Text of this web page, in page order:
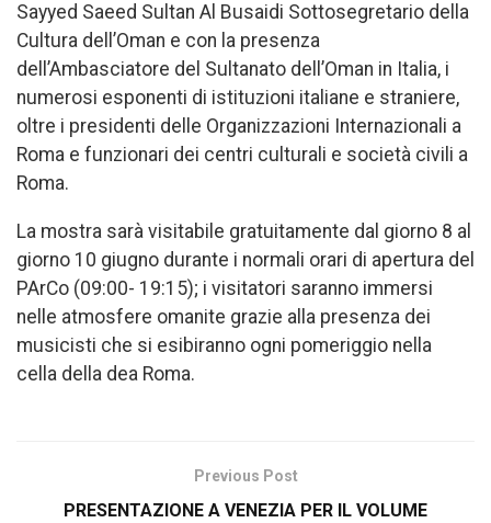
Sayyed Saeed Sultan Al Busaidi Sottosegretario della
Cultura dell’Oman e con la presenza
dell’Ambasciatore del Sultanato dell’Oman in Italia, i
numerosi esponenti di istituzioni italiane e straniere,
oltre i presidenti delle Organizzazioni Internazionali a
Roma e funzionari dei centri culturali e società civili a
Roma.
La mostra sarà visitabile gratuitamente dal giorno 8 al
giorno 10 giugno durante i normali orari di apertura del
PArCo (09:00- 19:15); i visitatori saranno immersi
nelle atmosfere omanite grazie alla presenza dei
musicisti che si esibiranno ogni pomeriggio nella
cella della dea Roma.
Previous Post
PRESENTAZIONE A VENEZIA PER IL VOLUME